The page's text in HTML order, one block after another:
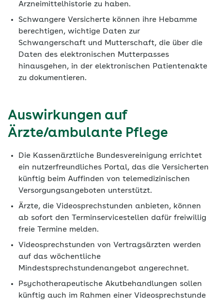
Arzneimittelhistorie zu haben.
Schwangere Versicherte können ihre Hebamme
berechtigen, wichtige Daten zur
Schwangerschaft und Mutterschaft, die über die
Daten des elektronischen Mutterpasses
hinausgehen, in der elektronischen Patientenakte
zu dokumentieren.
Auswirkungen auf
Ärzte/ambulante Pflege
Die Kassenärztliche Bundesvereinigung errichtet
ein nutzerfreundliches Portal, das die Versicherten
künftig beim Auffinden von telemedizinischen
Versorgungsangeboten unterstützt.
Ärzte, die Videosprechstunden anbieten, können
ab sofort den Terminservicestellen dafür freiwillig
freie Termine melden.
Videosprechstunden von Vertragsärzten werden
auf das wöchentliche
Mindestsprechstundenangebot angerechnet.
Psychotherapeutische Akutbehandlungen sollen
künftig auch im Rahmen einer Videosprechstunde